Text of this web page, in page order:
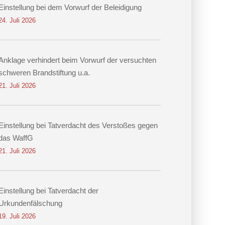
bei dem Vorwurf der Beleidigung
Juli 2026
verhindert beim Vorwurf der versuchten
Brandstiftung u.a.
Juli 2026
bei Tatverdacht des Verstoßes gegen
WaffG
Juli 2026
bei Tatverdacht der
Juli 2026